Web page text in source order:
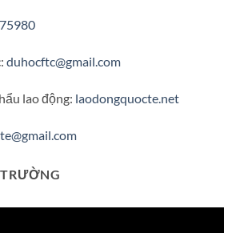
duhocftc@gmail.com
lao động: laodongquocte.net